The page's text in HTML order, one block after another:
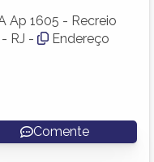
Ap 1605 - Recreio
RJ -
Endereço
Comente